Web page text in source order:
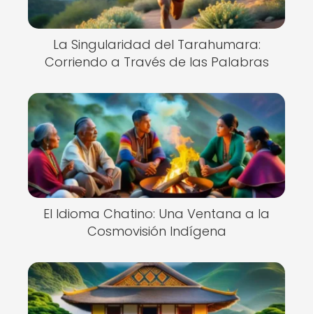
La Singularidad del Tarahumara:
Corriendo a Través de las Palabras
El Idioma Chatino: Una Ventana a la
Cosmovisión Indígena